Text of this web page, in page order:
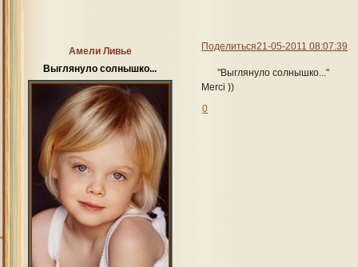
Поделиться21-05-2011 08:07:39
Амели Ливье
Выглянуло солнышко...
"Выглянуло солнышко..."
Merci ))
0